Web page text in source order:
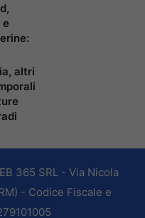
altri
365 SRL - Via Nicola
- Codice Fiscale e